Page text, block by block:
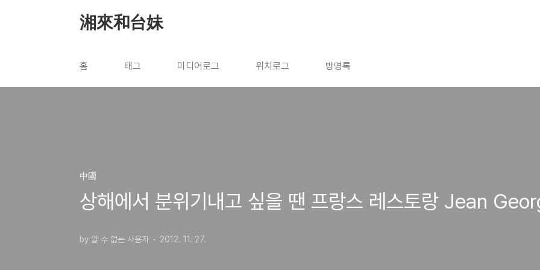
湘來和台妹
홈 태그 미디어로그 위치로그 방명록
中國
상해에서 분위기내고 싶을 땐 프랑스 레스토랑 Jean
by 알 수 없는 사용자 2012. 11. 27.